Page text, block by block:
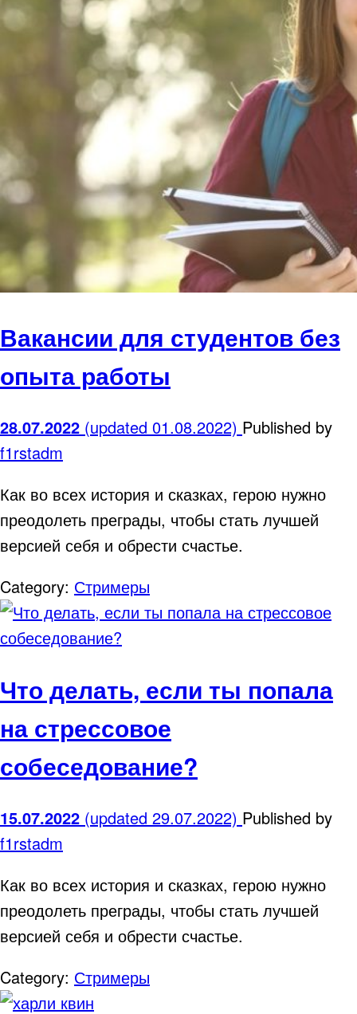
Вакансии для студентов без
опыта работы
28.07.2022 (updated 01.08.2022) Published by
f1rstadm
Как во всех история и сказках, герою нужно
преодолеть преграды, чтобы стать лучшей
версией себя и обрести счастье.
Category: Стримеры
Что делать, если ты попала
на стрессовое
собеседование?
15.07.2022 (updated 29.07.2022) Published by
f1rstadm
Как во всех история и сказках, герою нужно
преодолеть преграды, чтобы стать лучшей
версией себя и обрести счастье.
Category: Стримеры